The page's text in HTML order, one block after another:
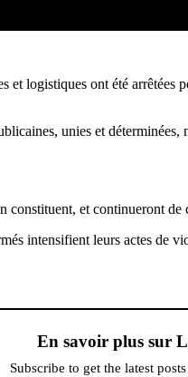
et logistiques ont été
unies et
et continueront
intensifient leurs actes
En savoir plus sur
Subscribe to get the latest